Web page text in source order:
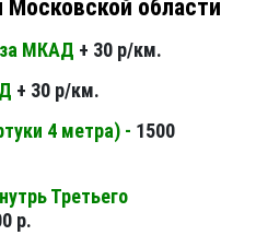
области
за МКАД + 30 р/км.
+ 30 р/км.
4 метра) - 1500
Третьего
р.